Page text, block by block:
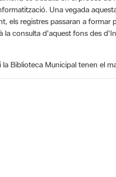
Una vegada
els registres passaran a formar
la consulta d'aquest fons des
Biblioteca Municipal tenen el